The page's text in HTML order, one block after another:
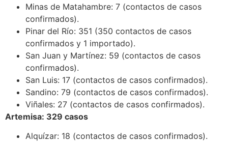
Minas de Matahambre: 7 (contactos de casos
confirmados).
Pinar del Río: 351 (350 contactos de casos
confirmados y 1 importado).
San Juan y Martínez: 59 (contactos de casos
confirmados).
San Luis: 17 (contactos de casos confirmados).
Sandino: 79 (contactos de casos confirmados).
Viñales: 27 (contactos de casos confirmados).
Artemisa: 329 casos
Alquízar: 18 (contactos de casos confirmados).